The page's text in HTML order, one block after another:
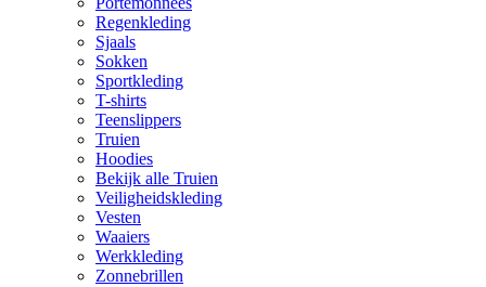
Regenkleding
Sjaals
Sokken
Sportkleding
T-shirts
Teenslippers
Truien
Hoodies
Bekijk alle Truien
Veiligheidskleding
Vesten
Waaiers
Werkkleding
Zonnebrillen